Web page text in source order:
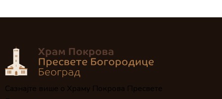
Сазнајте више о Храму Покрова Пресвете